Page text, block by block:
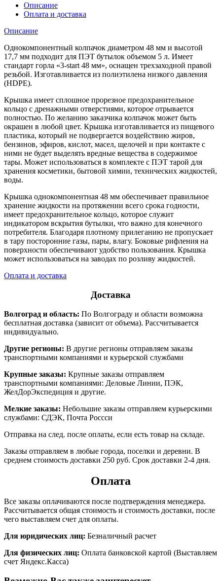
Описание
Оплата и доставка
Описание
Однокомпонентный колпачок диаметром 48 мм и высотой
17,7 мм подходит для ПЭТ бутылок объемом 5 л. Имеет
стандарт горла «3-start 48 мм», оснащен трехзаходной правой
резьбой. Изготавливается из полиэтилена низкого давления
(HDPE).
Крышка имеет сплошное прорезное предохранительное
кольцо с дренажными отверстиями, которое отрывается
полностью. По желанию заказчика колпачок может быть
окрашен в любой цвет. Крышка изготавливается из пищевого
пластика, который не подвергается воздействию жиров,
бензинов, эфиров, кислот, масел, щелочей и при контакте с
ними не будет выделять вредные вещества в содержимое
тары. Может использоваться в комплекте с ПЭТ тарой для
хранения косметики, бытовой химии, технических жидкостей,
воды.
Крышка однокомпонентная 48 мм обеспечивает правильное
хранение жидкости на протяжении всего срока годности,
имеет предохранительное кольцо, которое служит
индикатором вскрытия бутылки, что важно для конечного
потребителя. Благодаря плотному прилеганию не пропускает
в тару посторонние газы, пары, влагу. Боковые рифления на
поверхности обеспечивают удобство пользования. Крышка
может использоваться на заводах по розливу жидкостей.
Оплата и доставка
Доставка
Волгоград и область: По Волгограду и области возможна
бесплатная доставка (зависит от объема). Рассчитывается
индивидуально.
Другие регионы: В другие регионы отправляем заказы
транспортными компаниями и курьерской службами
Крупные заказы: Крупные заказы отправляем
транспортными компаниями: Деловые Линии, ПЭК,
ЖелДорЭкспедиция и другие.
Мелкие заказы: Небольшие заказы отправляем курьерскими
службами: СДЭК, Почта Россси
Отправка на след. после оплаты, если есть товар на складе.
Заказы отправляем в любые города, поселки и деревни. В
среднем стоимость доставки 250 руб. Срок доставки 2-4 дня.
Оплата
Все заказы оплачиваются после подтверждения менеджера.
Рассчитывается общая стоимость и стоимость доставки, после
чего выставляем счет для оплаты.
Для юридических лиц: Безналичный расчет
Для физических лиц: Оплата банковской картой (Выставляем
счет Яндекс.Касса)